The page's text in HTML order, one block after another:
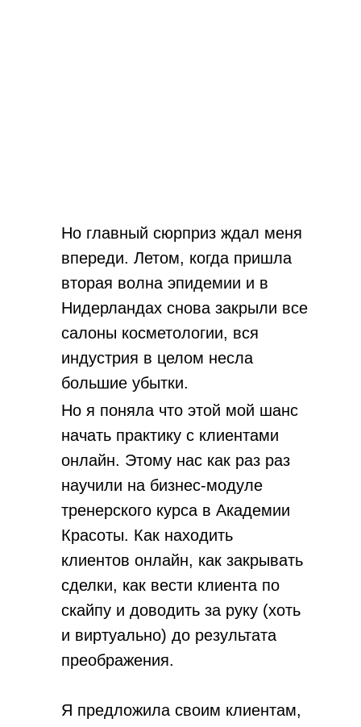
Но главный сюрприз ждал меня
впереди. Летом, когда пришла
вторая волна эпидемии и в
Нидерландах снова закрыли все
салоны косметологии, вся
индустрия в целом несла
большие убытки.
Но я поняла что этой мой шанс
начать практику с клиентами
онлайн. Этому нас как раз раз
научили на бизнес-модуле
тренерского курса в Академии
Красоты. Как находить
клиентов онлайн, как закрывать
сделки, как вести клиента по
скайпу и доводить за руку (хоть
и виртуально) до результата
преображения.
Я предложила своим клиентам,